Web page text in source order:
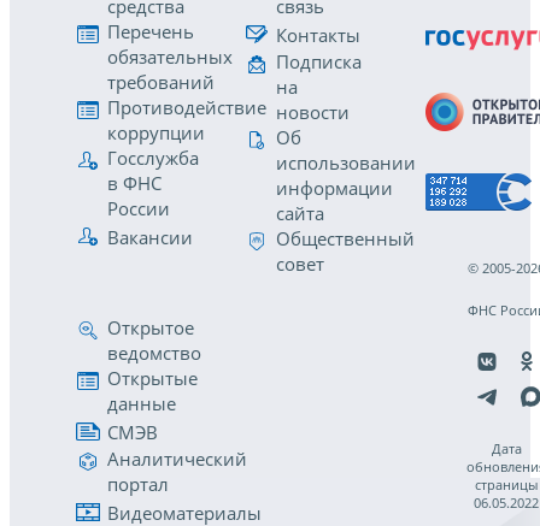
средства
Перечень
обязательных
требований
Противодействие
коррупции
Госслужба
в ФНС
России
Вакансии
связь
Контакты
Подписка
на
новости
Об
использовании
информации
сайта
Общественный
совет
Открытое
ведомство
Открытые
данные
СМЭВ
Аналитический
портал
Видеоматериалы
© 2005-
ФНС
Дата
страницы
06.05.2022